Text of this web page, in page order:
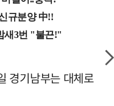
경기남부는 대체로